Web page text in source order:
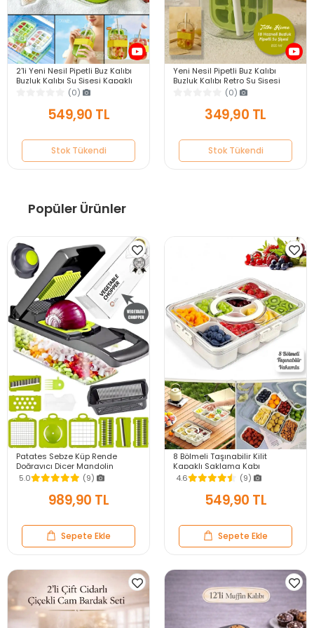
2'li Yeni Nesil Pipetli Buz Kalıbı
Buzluk Kalıbı Su Şişesi Kapaklı
Buz Küpü 800ml+500ml
(0)
549,90 TL
Stok Tükendi
Yeni Nesil Pipetli Buz Kalıbı
Buzluk Kalıbı Retro Su Şişesi
Kapaklı Taşınabilir Buz Küpü
(0)
349,90 TL
Stok Tükendi
Popüler Ürünler
Patates Sebze Küp Rende
Doğrayıcı Dicer Mandolin
Dilimleyici Jülyen Kesici
Vegetable Chopper Seti
5.0 (9)
989,90 TL
Sepete Ekle
8 Bölmeli Taşınabilir Kilit
Kapaklı Saklama Kabı
Kahvaltılık Organizer Piknik Seti
Gıda Kutusu
4.6 (9)
549,90 TL
Sepete Ekle